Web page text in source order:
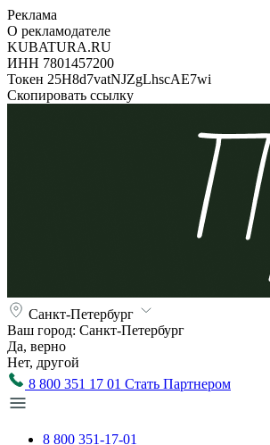
Реклама
О рекламодателе
KUBATURA.RU
ИНН 7801457200
Токен 25H8d7vatNJZgLhscAE7wi
Скопировать ссылку
Санкт-Петербург
Ваш город: Санкт-Петербург
Да, верно
Нет, другой
8 800 351 17 01 Стать Партнером
8 800 351-17-01